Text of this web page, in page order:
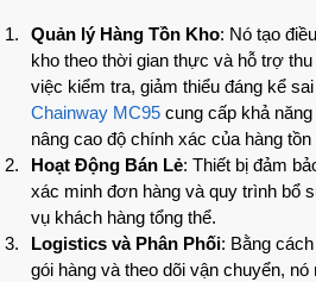
Quản lý Hàng Tồn Kho: Nó tạo
kho theo thời gian thực và hỗ trợ
việc kiểm tra, giảm thiểu đáng kể
Chainway MC95 cung cấp khả
nâng cao độ chính xác của hàng tồn
Hoạt Động Bán Lẻ: Thiết bị đảm
xác minh đơn hàng và quy trình bổ
vụ khách hàng tổng thể.
Logistics và Phân Phối: Bằng
gói hàng và theo dõi vận chuyển,